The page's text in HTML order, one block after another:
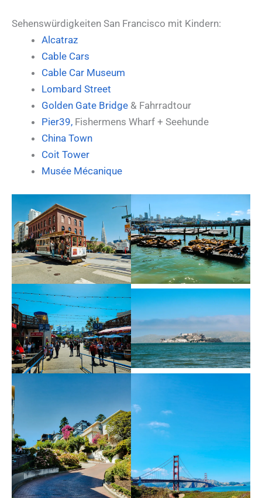
Sehenswürdigkeiten San Francisco mit Kindern:
Alcatraz
Cable Cars
Cable Car Museum
Lombard Street
Golden Gate Bridge & Fahrradtour
Pier39, Fishermens Wharf + Seehunde
China Town
Coit Tower
Musée Mécanique